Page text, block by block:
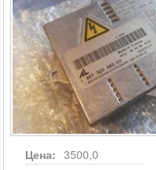
Цена: 3500,0